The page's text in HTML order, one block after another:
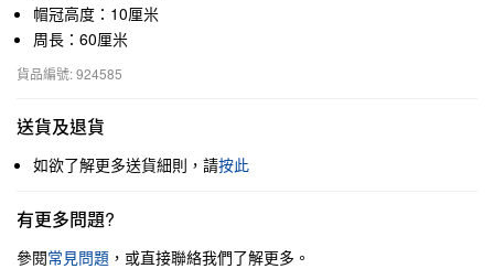
帽冠高度：10厘米
周長：60厘米
貨品編號: 924585
送貨及退貨
如欲了解更多送貨細則，請按此
有更多問題?
參閱常見問題 ，或直接聯絡我們了解更多。